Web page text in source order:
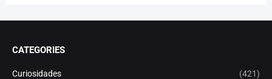
CATEGORIES
Curiosidades (421)